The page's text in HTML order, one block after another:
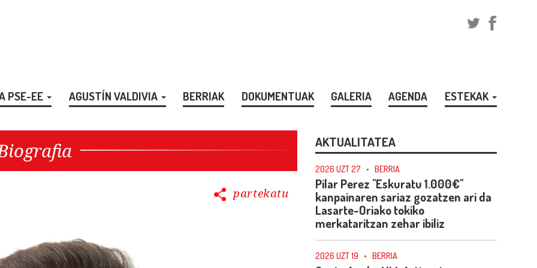
PSE-EE AGUSTÍN VALDIVIA BERRIAK DOKUMENTUAK GALERIA AGENDA ESTEKAK
partekatu
AKTUALITATEA
2026 UZT 27 •BERRIA
Pilar Perez "Eskuratu 1.000€"
kanpainaren sariaz gozatzen ari da
Lasarte-Oriako tokiko
merkataritzan zehar ibiliz
2026 UZT 19 •BERRIA